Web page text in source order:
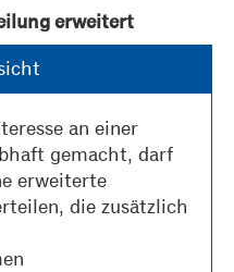
erweitert
an einer
gemacht, darf
erweiterte
die zusätzlich